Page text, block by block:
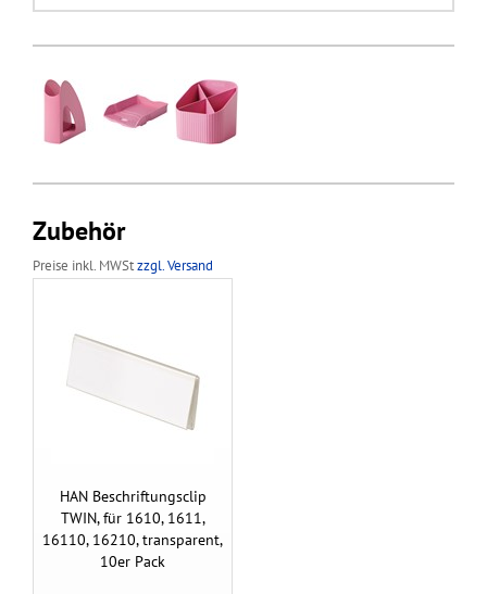
Zubehör
Preise inkl. MWStzzgl. Versand
HAN Beschriftungsclip
TWIN, für 1610, 1611,
16110, 16210, transparent,
10er Pack